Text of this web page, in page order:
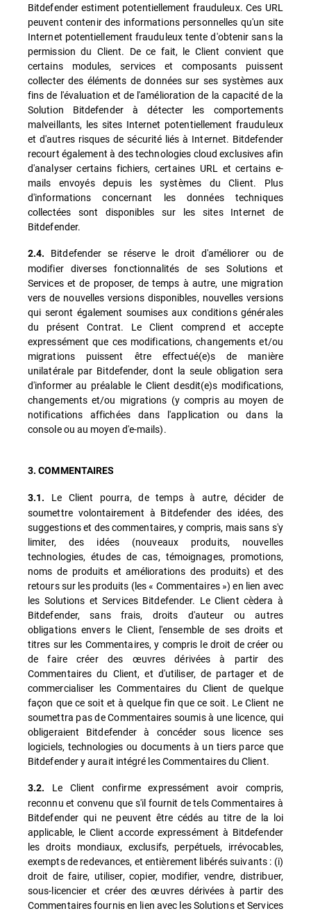
Bitdefender estiment potentiellement frauduleux. Ces URL
peuvent contenir des informations personnelles qu'un site
Internet potentiellement frauduleux tente d'obtenir sans la
permission du Client. De ce fait, le Client convient que
certains modules, services et composants puissent
collecter des éléments de données sur ses systèmes aux
fins de l'évaluation et de l'amélioration de la capacité de la
Solution Bitdefender à détecter les comportements
malveillants, les sites Internet potentiellement frauduleux
et d'autres risques de sécurité liés à Internet. Bitdefender
recourt également à des technologies cloud exclusives afin
d'analyser certains fichiers, certaines URL et certains e-
mails envoyés depuis les systèmes du Client. Plus
d'informations concernant les données techniques
collectées sont disponibles sur les sites Internet de
Bitdefender.
2.4.
Bitdefender se réserve le droit d'améliorer ou de
modifier diverses fonctionnalités de ses Solutions et
Services et de proposer, de temps à autre, une migration
vers de nouvelles versions disponibles, nouvelles versions
qui seront également soumises aux conditions générales
du présent Contrat. Le Client comprend et accepte
expressément que ces modifications, changements et/ou
migrations puissent être effectué(e)s de manière
unilatérale par Bitdefender, dont la seule obligation sera
d'informer au préalable le Client desdit(e)s modifications,
changements et/ou migrations (y compris au moyen de
notifications affichées dans l'application ou dans la
console ou au moyen d'e-mails).
3. COMMENTAIRES
3.1.
Le Client pourra, de temps à autre, décider de
soumettre volontairement à Bitdefender des idées, des
suggestions et des commentaires, y compris, mais sans s'y
limiter, des idées (nouveaux produits, nouvelles
technologies, études de cas, témoignages, promotions,
noms de produits et améliorations des produits) et des
retours sur les produits (les « Commentaires ») en lien avec
les Solutions et Services Bitdefender. Le Client cèdera à
Bitdefender, sans frais, droits d'auteur ou autres
obligations envers le Client, l'ensemble de ses droits et
titres sur les Commentaires, y compris le droit de créer ou
de faire créer des œuvres dérivées à partir des
Commentaires du Client, et d'utiliser, de partager et de
commercialiser les Commentaires du Client de quelque
façon que ce soit et à quelque fin que ce soit. Le Client ne
soumettra pas de Commentaires soumis à une licence, qui
obligeraient Bitdefender à concéder sous licence ses
logiciels, technologies ou documents à un tiers parce que
Bitdefender y aurait intégré les Commentaires du Client.
3.2.
Le Client confirme expressément avoir compris,
reconnu et convenu que s'il fournit de tels Commentaires à
Bitdefender qui ne peuvent être cédés au titre de la loi
applicable, le Client accorde expressément à Bitdefender
les droits mondiaux, exclusifs, perpétuels, irrévocables,
exempts de redevances, et entièrement libérés suivants : (i)
droit de faire, utiliser, copier, modifier, vendre, distribuer,
sous-licencier et créer des œuvres dérivées à partir des
Commentaires fournis en lien avec les Solutions et Services